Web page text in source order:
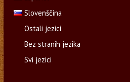
Slovenščina
Ostali jezici
Bez stranih jezika
Svi jezici